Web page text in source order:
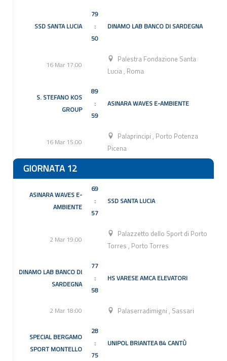
SSD SANTA LUCIA
79
:
50
DINAMO LAB BANCO DI SARDEGNA
16 Mar 17:00
Palestra Fondazione Santa
Lucia, Roma
S. STEFANO KOS
GROUP
89
:
59
ASINARA WAVES E-AMBIENTE
16 Mar 15:00
Palaprincipi, Porto Potenza
Picena
GIORNATA 12
ASINARA WAVES E-
AMBIENTE
69
:
57
SSD SANTA LUCIA
2 Mar 19:00
Palazzetto dello Sport di Porto
Torres , Porto Torres
DINAMO LAB BANCO DI
SARDEGNA
77
:
58
HS VARESE AMCA ELEVATORI
2 Mar 18:00 Palaserradimigni, Sassari
SPECIAL BERGAMO
SPORT MONTELLO
28
:
75
UNIPOL BRIANTEA 84 CANTÙ